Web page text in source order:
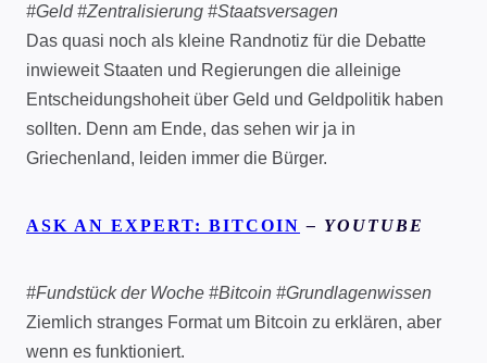
#Geld #Zentralisierung #Staatsversagen
Das quasi noch als kleine Randnotiz für die Debatte
inwieweit Staaten und Regierungen die alleinige
Entscheidungshoheit über Geld und Geldpolitik haben
sollten. Denn am Ende, das sehen wir ja in
Griechenland, leiden immer die Bürger.
ASK AN EXPERT: BITCOIN – YOUTUBE
#Fundstück der Woche #Bitcoin #Grundlagenwissen
Ziemlich stranges Format um Bitcoin zu erklären, aber
wenn es funktioniert.